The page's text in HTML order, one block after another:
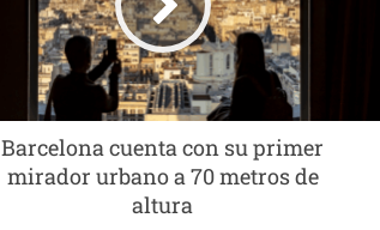
Barcelona cuenta con su primer
mirador urbano a 70 metros de
altura